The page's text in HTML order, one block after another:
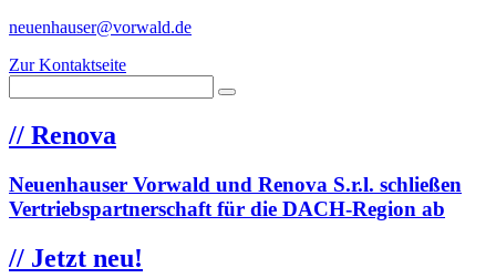
neuenhauser@vorwald.de
Zur Kontaktseite
// Renova
Neuenhauser Vorwald und Renova S.r.l. schließen
Vertriebspartnerschaft für die DACH-Region ab
// Jetzt neu!